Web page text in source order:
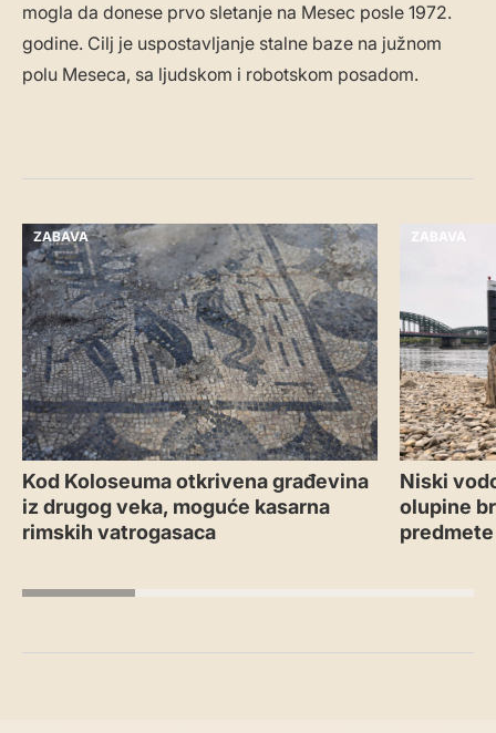
mogla da donese prvo sletanje na Mesec posle 1972.
godine. Cilj je uspostavljanje stalne baze na južnom
polu Meseca, sa ljudskom i robotskom posadom.
ZABAVA
Kod Koloseuma otkrivena građevina
iz drugog veka, moguće kasarna
rimskih vatrogasaca
ZABAVA
Niski
olupine
predmete